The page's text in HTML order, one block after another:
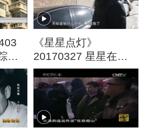
案
《星星点灯》
20170327 星星在旅
行